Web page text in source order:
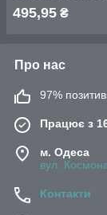
495,95 ₴
Про нас
97%
Працює з
м. Одеса
вул.
Контакти